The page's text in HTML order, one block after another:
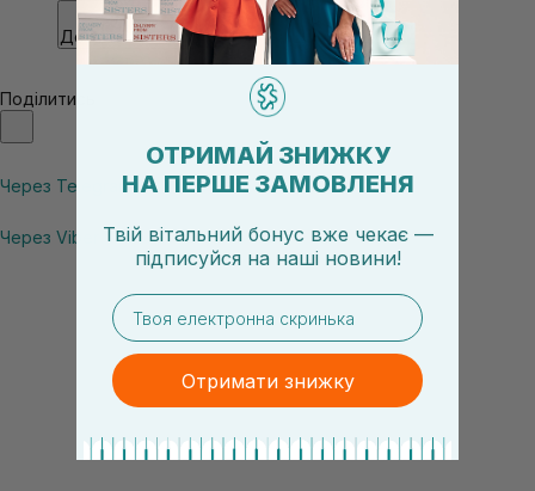
Додати в кошик
Поділитись
Через Telegram
Через Viber
ОТРИМАЙ ЗНИЖКУ
НА ПЕРШЕ ЗАМОВЛЕНЯ
Твій вітальний бонус вже чекає —
підписуйся на наші новини!
email
Отримати знижку